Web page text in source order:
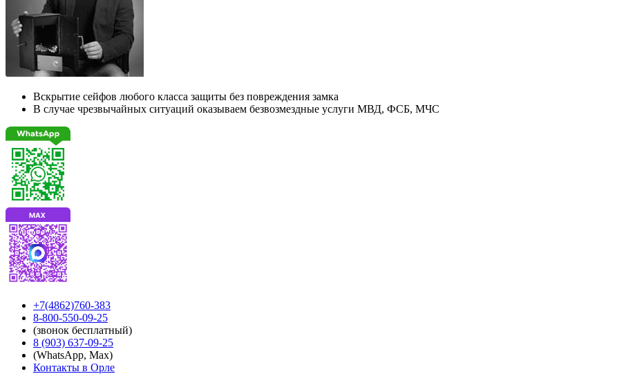
Вскрытие сейфов любого класса защиты без повреждения замка
В случае чрезвычайных ситуаций оказываем безвозмездные услуги МВД, ФСБ, МЧС
+7(4862)760-383
8-800-550-09-25
(звонок бесплатный)
8 (903) 637-09-25
(WhatsApp, Мах)
Контакты в Орле